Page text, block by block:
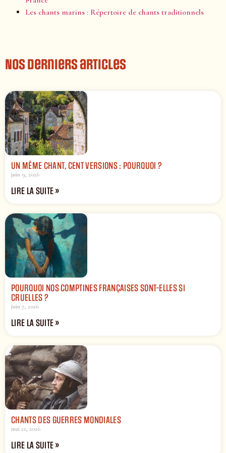
Les chants marins : Répertoire de chants traditionnels
Nos derniers articles
UN MÊME CHANT, CENT VERSIONS : POURQUOI ?
juin 9, 2026
LIRE LA SUITE »
POURQUOI NOS COMPTINES FRANÇAISES SONT-ELLES SI
CRUELLES ?
juin 7, 2026
LIRE LA SUITE »
CHANTS DES GUERRES MONDIALES
mai 21, 2026
LIRE LA SUITE »